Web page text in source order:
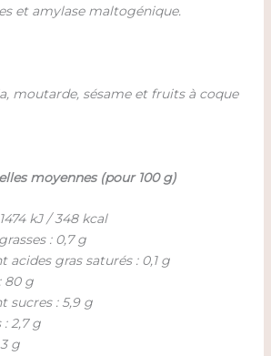
et amylase maltogénique.
moutarde, sésame et fruits à coque
moyennes (pour 100 g)
kJ / 348 kcal
: 0,7 g
acides gras saturés : 0,1 g
80 g
sucres : 5,9 g
2,7 g
g